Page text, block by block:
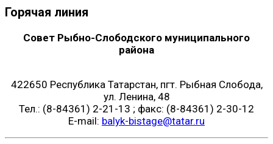
Горячая линия
Совет Рыбно-Слободского муниципального
района
422650 Республика Татарстан, пгт. Рыбная Слобода,
ул. Ленина, 48
Тел.: (8-84361) 2-21-13 ; факс: (8-84361) 2-30-12
E-mail: balyk-bistage@tatar.ru